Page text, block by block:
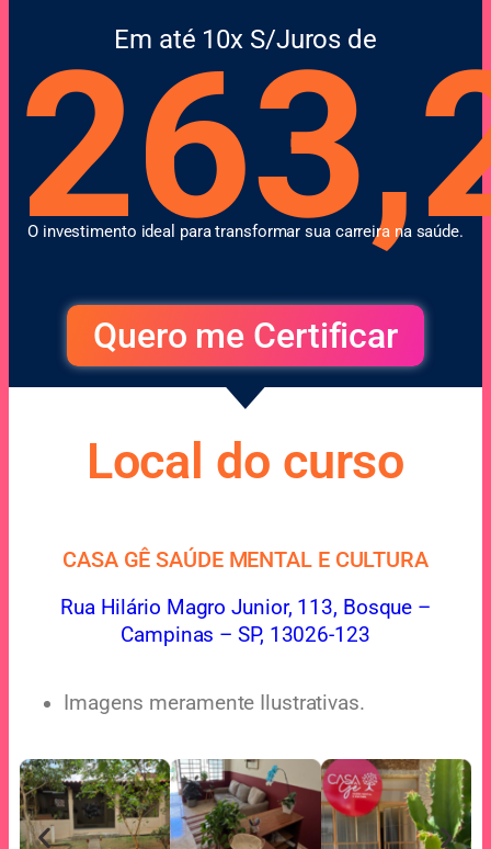
Em até 10x S/Juros de
O investimento ideal para transformar sua carreira na saúde.
Quero me Certificar
Local do curso
CASA GÊ SAÚDE MENTAL E CULTURA
Rua Hilário Magro Junior, 113, Bosque –
Campinas – SP, 13026-123
Imagens meramente Ilustrativas.